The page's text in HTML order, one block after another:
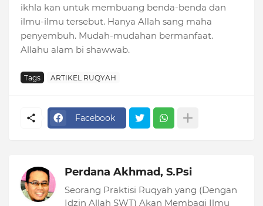
ikhla kan untuk membuang benda-benda dan
ilmu-ilmu tersebut. Hanya Allah sang maha
penyembuh. Mudah-mudahan bermanfaat.
Allahu alam bi shawwab.
Tags ARTIKEL RUQYAH
Facebook
Perdana Akhmad, S.Psi
Seorang Praktisi Ruqyah yang (Dengan
Idzin Allah SWT) Akan Membagi Ilmu